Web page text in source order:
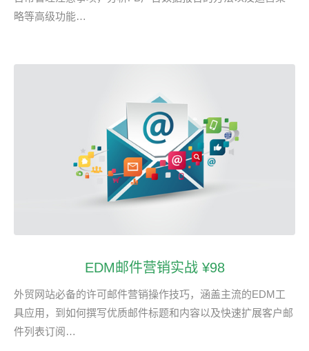
略等高级功能…
EDM邮件营销实战 ¥98
外贸网站必备的许可邮件营销操作技巧，涵盖主流的EDM工
具应用，到如何撰写优质邮件标题和内容以及快速扩展客户邮
件列表订阅…